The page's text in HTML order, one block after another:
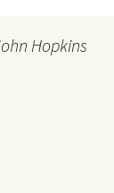
Hopkins